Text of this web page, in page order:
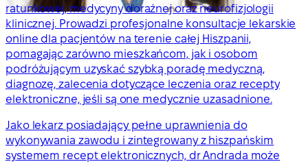
ratunkowej, medycyny doraźnej oraz neurofizjologii
klinicznej. Prowadzi profesjonalne konsultacje lekarskie
online dla pacjentów na terenie całej Hiszpanii,
pomagając zarówno mieszkańcom, jak i osobom
podróżującym uzyskać szybką poradę medyczną,
diagnozę, zalecenia dotyczące leczenia oraz recepty
elektroniczne, jeśli są one medycznie uzasadnione.
Jako lekarz posiadający pełne uprawnienia do
wykonywania zawodu i zintegrowany z hiszpańskim
systemem recept elektronicznych, dr Andrada może